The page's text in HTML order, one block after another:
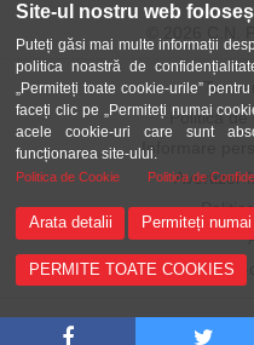
Site-ul nostru web
Puteți găsi mai multe informații
politica noastră de
„Permiteți toate cookie-urile”
faceți clic pe „Permiteți numai
acele cookie-uri care sunt
funcționarea site-ului.
Politica de Cookie Politica de
Arata detalii Permiteți
PERMITE TOATE COOKIES
© 2026 C.N.
Politica
Informare
Avertizor
ANSPDCP-